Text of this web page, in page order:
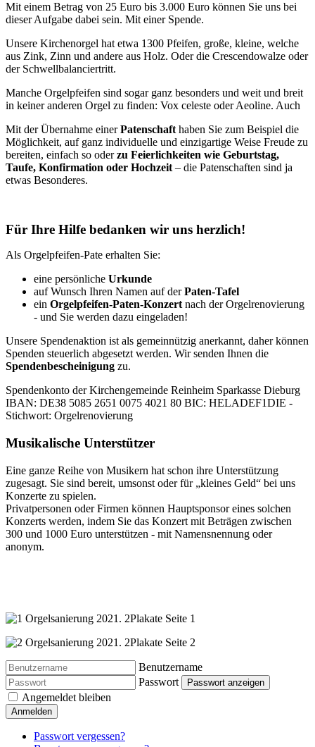
Mit einem Betrag von 25 Euro bis 3.000 Euro können Sie uns bei
dieser Aufgabe dabei sein. Mit einer Spende.
Unsere Kirchenorgel hat etwa 1300 Pfeifen, große, kleine, welche
aus Zink, Zinn und andere aus Holz. Oder die Crescendowalze oder
der Schwellbalanciertritt.
Manche Orgelpfeifen sind sogar ganz besonders und weit und breit
in keiner anderen Orgel zu finden: Vox celeste oder Aeoline. Auch
Mit der Übernahme einerPatenschaft haben Sie zum Beispiel die
Möglichkeit, auf ganz individuelle und einzigartige Weise Freude zu
bereiten, einfach so oderzu Feierlichkeiten wie Geburtstag,
Taufe, Konfirmation oder Hochzeit – die Patenschaften sind ja
etwas Besonderes.
Für Ihre Hilfe bedanken wir uns herzlich!
Als Orgelpfeifen-Pate erhalten Sie:
eine persönliche Urkunde
auf Wunsch Ihren Namen auf derPaten-Tafel
ein Orgelpfeifen-Paten-Konzert nach der Orgelrenovierung
- und Sie werden dazu eingeladen!
Unsere Spendenaktion ist als gemeinnützig anerkannt, daher können
Spenden steuerlich abgesetzt werden. Wir senden Ihnen die
Spendenbescheinigung zu.
Spendenkonto der Kirchengemeinde Reinheim Sparkasse Dieburg
IBAN: DE38 5085 2651 0075 4021 80 BIC: HELADEF1DIE -
Stichwort: Orgelrenovierung
Musikalische Unterstützer
Eine ganze Reihe von Musikern hat schon ihre Unterstützung
zugesagt. Sie sind bereit, umsonst oder für „kleines Geld“ bei uns
Konzerte zu spielen.
Privatpersonen oder Firmen können Hauptsponsor eines solchen
Konzerts werden, indem Sie das Konzert mit Beträgen zwischen
300 und 1000 Euro unterstützen - mit Namensnennung oder
anonym.
Benutzername
Passwort
Passwort anzeigen
Angemeldet bleiben
Anmelden
Passwort vergessen?